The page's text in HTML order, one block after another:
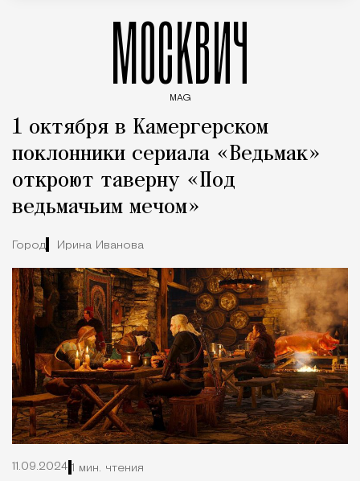
МОСКВИЧ
MAG
1 октября в Камергерском
поклонники сериала «Ведьмак»
откроют таверну «Под
ведьмачьим мечом»
Город Ирина Иванова
11.09.2024 1 мин. чтения